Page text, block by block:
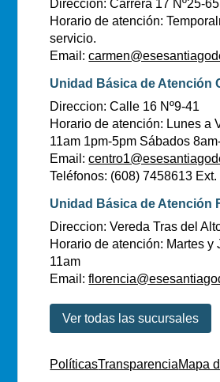
Direccion: Carrera 17 Nº25-65
Horario de atención:
servicio.
Email:
Unidad Básica de Atención
Direccion: Calle 16 Nº9-41
Horario de atención: Lunes a
11am 1pm-5pm Sábados
Email:
Teléfonos: (608) 7458613
Unidad Básica de Atención
Direccion: Vereda Tras del
Horario de atención: Martes y
11am
Email:
Ver todas las sucursales
PolíticasTransparenciaMapa